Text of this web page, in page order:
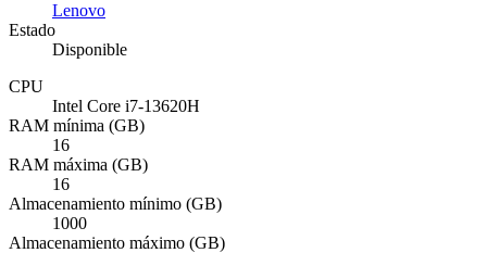
Lenovo
Estado
Disponible
CPU
Intel Core i7-13620H
RAM mínima (GB)
16
RAM máxima (GB)
16
Almacenamiento mínimo (GB)
1000
Almacenamiento máximo (GB)